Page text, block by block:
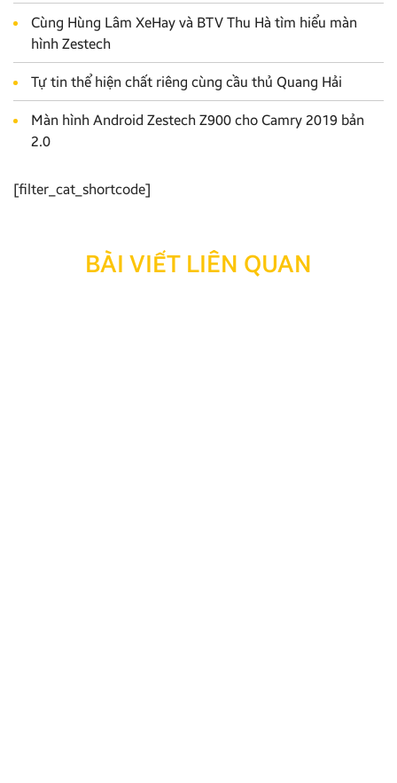
Cùng Hùng Lâm XeHay và BTV Thu Hà tìm hiểu màn
hình Zestech
Tự tin thể hiện chất riêng cùng cầu thủ Quang Hải
Màn hình Android Zestech Z900 cho Camry 2019 bản
2.0
[filter_cat_shortcode]
BÀI VIẾT LIÊN QUAN